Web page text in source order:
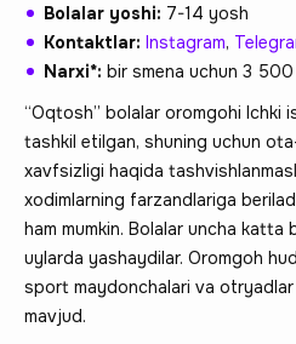
Bolalar yoshi: 7-14 yosh
Kontaktlar: Instagram,
Narxi*: bir smena uchun 3
“Oqtosh” bolalar oromgohi Ichki
tashkil etilgan, shuning uchun
xavfsizligi haqida
xodimlarning farzandlariga
ham mumkin. Bolalar uncha katta
uylarda yashaydilar. Oromgoh
sport maydonchalari va
mavjud.